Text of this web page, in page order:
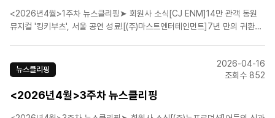
<2026년4월>1주차 뉴스클리핑➤ 회원사 소식[CJ ENM]14만 관객 동원
뮤지컬 '킹키부츠', 서울 공연 성료![(주)마스트엔터테인먼트]7년 만의 귀환~
오늘 세 번째 시즌 개..
뉴스클리핑
2026-04-16
조회수 852
<2026년4월>3주차 뉴스클리핑